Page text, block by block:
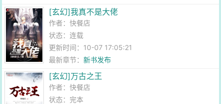
[玄幻]我真不是大佬
作者：快餐店
状态：连载
更新时间：10-07 17:05:21
最新章节：新书发布
[玄幻]万古之王
作者：快餐店
状态：完本